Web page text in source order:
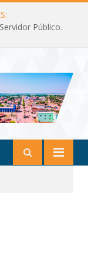
Público.